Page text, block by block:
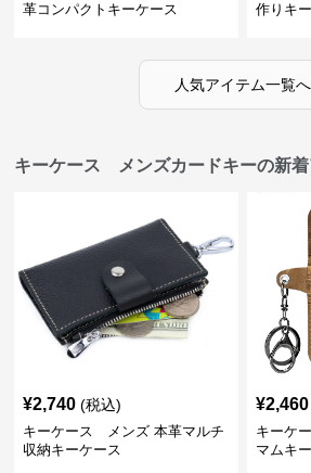
革コンパクトキーケース
作りキ
人気アイテム一覧へ
キーケース メンズカードキーの新着
¥2,740 (税込)
キーケース メンズ 本革マルチ
収納キーケース
¥2,460
キーケ
マムキ